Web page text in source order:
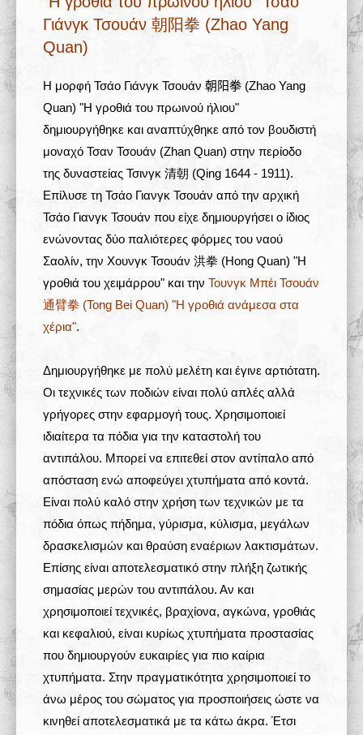
Εκπαίδευση 武
Σχολές 学校
Άρθρα
Πολυμέσα
Δραστηριότητες
Γιάνγκ Τσουάν 朝阳拳 (Zhao Yang
Quan)
Η μορφή Τσάο Γιάνγκ Τσουάν 朝阳拳 (Zhao Yang
Quan) "Η γροθιά του πρωινού ήλιου"
δημιουργήθηκε και αναπτύχθηκε από τον βουδιστή
μοναχό Τσαν Τσουάν (Zhan Quan) στην περίοδο
της δυναστείας Τσινγκ 清朝 (Qing 1644 - 1911).
Επίλυσε τη Τσάο Γιανγκ Τσουάν από την αρχική
Τσάο Γιανγκ Τσουάν που είχε δημιουργήσει ο ίδιος
ενώνοντας δύο παλιότερες φόρμες του ναού
Σαολίν, την Χουνγκ Τσουάν 洪拳 (Hong Quan) "Η
γροθιά του χειμάρρου" και την Τουνγκ Μπέι Τσουάν
通臂拳 (Tong Bei Quan) "Η γροθιά ανάμεσα στα
χέρια".
Δημιουργήθηκε με πολύ μελέτη και έγινε αρτιότατη.
Οι τεχνικές των ποδιών είναι πολύ απλές αλλά
γρήγορες στην εφαρμογή τους. Χρησιμοποιεί
ιδιαίτερα τα πόδια για την καταστολή του
αντιπάλου. Μπορεί να επιτεθεί στον αντίπαλο από
απόσταση ενώ αποφεύγει χτυπήματα από κοντά.
Είναι πολύ καλό στην χρήση των τεχνικών με τα
πόδια όπως πήδημα, γύρισμα, κύλισμα, μεγάλων
δρασκελισμών και θραύση εναέριων λακτισμάτων.
Επίσης είναι αποτελεσματικό στην πλήξη ζωτικής
σημασίας μερών του αντιπάλου. Αν και
χρησιμοποιεί τεχνικές, βραχίονα, αγκώνα, γροθιάς
και κεφαλιού, είναι κυρίως χτυπήματα προστασίας
που δημιουργούν ευκαιρίες για πιο καίρια
χτυπήματα. Στην πραγματικότητα χρησιμοποιεί το
άνω μέρος του σώματος για προσποιήσεις ώστε να
κινηθεί αποτελεσματικά με τα κάτω άκρα. Έτσι